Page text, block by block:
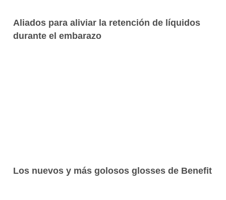
Aliados para aliviar la retención de líquidos
durante el embarazo
Los nuevos y más golosos glosses de Benefit